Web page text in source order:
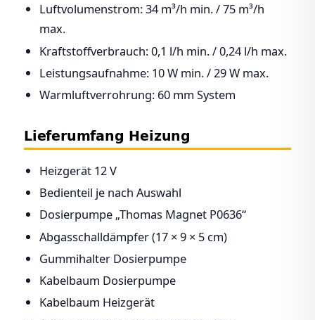
Luftvolumenstrom: 34 m³/h min. / 75 m³/h
max.
Kraftstoffverbrauch: 0,1 l/h min. / 0,24 l/h max.
Leistungsaufnahme: 10 W min. / 29 W max.
Warmluftverrohrung: 60 mm System
Lieferumfang Heizung
Heizgerät 12 V
Bedienteil je nach Auswahl
Dosierpumpe „Thomas Magnet P0636“
Abgasschalldämpfer (17 × 9 × 5 cm)
Gummihalter Dosierpumpe
Kabelbaum Dosierpumpe
Kabelbaum Heizgerät